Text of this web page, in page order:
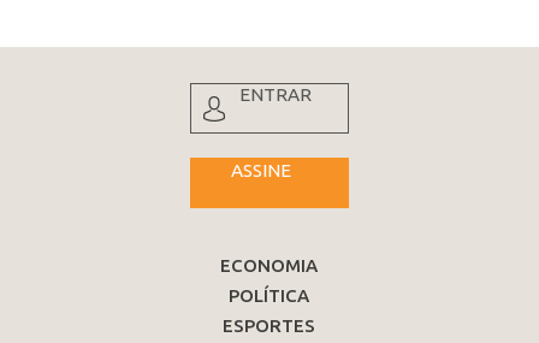
ENTRAR
ASSINE
ECONOMIA
POLÍTICA
ESPORTES